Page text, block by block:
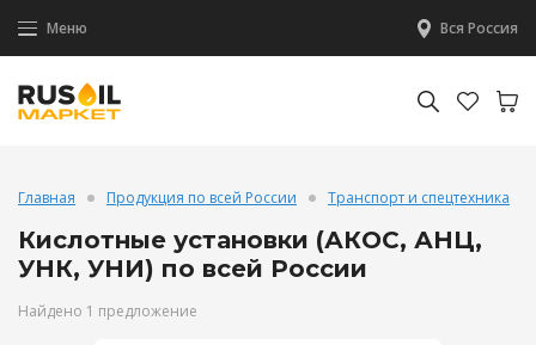
Меню Вся Россия
Главная Продукция по всей России Транспорт и спецтехника
Кислотные установки (АКОС, АНЦ,
УНК, УНИ) по всей России
Найдено 1 предложение